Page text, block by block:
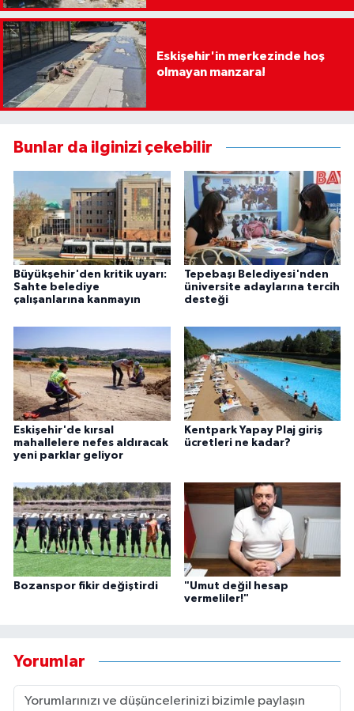
Eskişehir'in merkezinde hoş
olmayan manzara!
Bunlar da ilginizi çekebilir
Büyükşehir'den kritik uyarı:
Sahte belediye
çalışanlarına kanmayın
Tepebaşı Belediyesi'nden
üniversite adaylarına tercih
desteği
Eskişehir'de kırsal
mahallelere nefes aldıracak
yeni parklar geliyor
Kentpark Yapay Plaj giriş
ücretleri ne kadar?
Bozanspor fikir değiştirdi
"Umut değil hesap
vermeliler!"
Yorumlar